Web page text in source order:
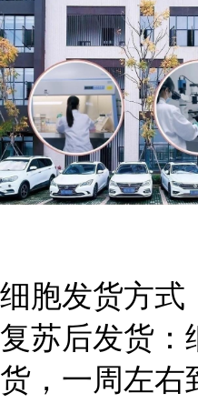
细胞发货方式
复苏后发货：
货，一周左右